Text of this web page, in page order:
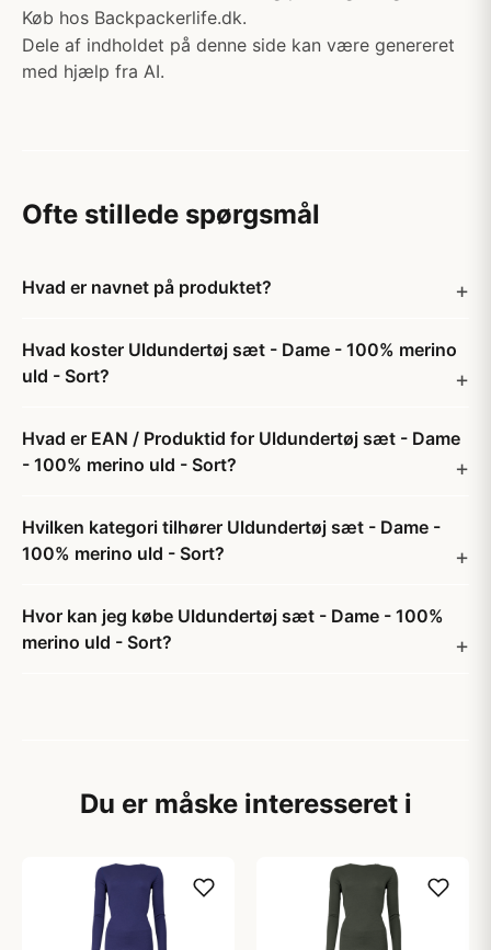
Køb hos Backpackerlife.dk.
Dele af indholdet på denne side kan være genereret
med hjælp fra AI.
Ofte stillede spørgsmål
Hvad er navnet på produktet?
Hvad koster Uldundertøj sæt - Dame - 100% merino
uld - Sort?
Hvad er EAN / Produktid for Uldundertøj sæt - Dame
- 100% merino uld - Sort?
Hvilken kategori tilhører Uldundertøj sæt - Dame -
100% merino uld - Sort?
Hvor kan jeg købe Uldundertøj sæt - Dame - 100%
merino uld - Sort?
Du er måske interesseret i